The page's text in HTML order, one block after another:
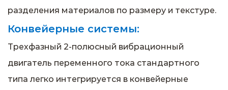
разделения материалов по размеру и текстуре.
Конвейерные системы:
Трехфазный 2-полюсный вибрационный
двигатель переменного тока стандартного
типа легко интегрируется в конвейерные